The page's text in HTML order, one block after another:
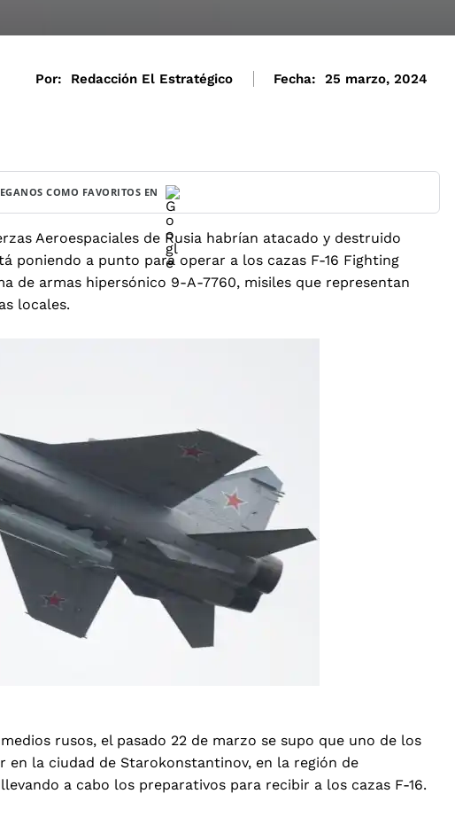
Por: Redacción El Estratégico Fecha: 25 marzo, 2024
COMO FAVORITOS EN
Aeroespaciales de Rusia habrían atacado y destruido
poniendo a punto para operar a los cazas F-16 Fighting
de armas hipersónico 9-A-7760, misiles que representan
locales.
rusos, el pasado 22 de marzo se supo que uno de los
la ciudad de Starokonstantinov, en la región de
a cabo los preparativos para recibir a los cazas F-16.